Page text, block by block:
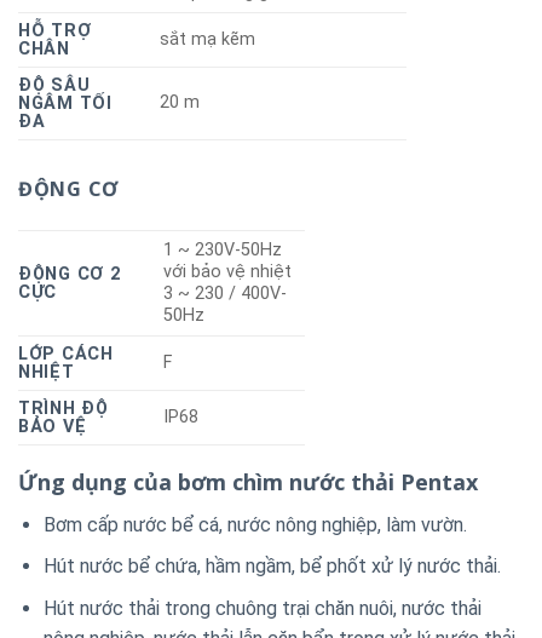
HỖ TRỢ
CHÂN
sắt mạ kẽm
ĐỘ SÂU
NGÂM TỐI
ĐA
20 m
ĐỘNG CƠ
ĐỘNG CƠ 2
CỰC
1 ~ 230V-50Hz
với bảo vệ nhiệt
3 ~ 230 / 400V-
50Hz
LỚP CÁCH
NHIỆT
F
TRÌNH ĐỘ
BẢO VỆ
IP68
Ứng dụng của bơm chìm nước thải Pentax
Bơm cấp nước bể cá, nước nông nghiệp, làm vườn.
Hút nước bể chứa, hầm ngầm, bể phốt xử lý nước thải.
Hút nước thải trong chuông trại chăn nuôi, nước thải